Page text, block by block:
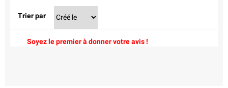
Trier par
Soyez le premier à donner votre avis !